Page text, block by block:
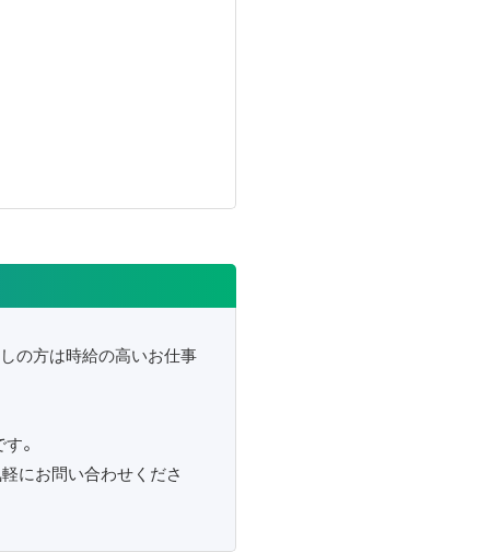
の方は時給の高いお仕事
。
にお問い合わせくださ